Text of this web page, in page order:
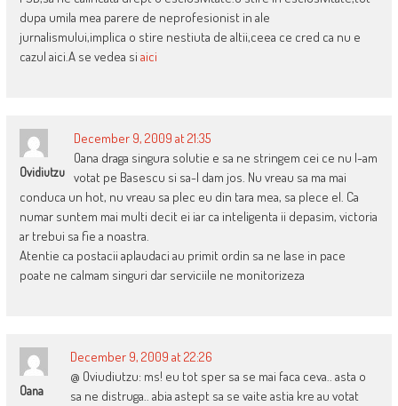
dupa umila mea parere de neprofesionist in ale
jurnalismului,implica o stire nestiuta de altii,ceea ce cred ca nu e
cazul aici.A se vedea si aici
Ovidiutzu
December 9, 2009 at 21:35
Oana draga singura solutie e sa ne stringem cei ce nu l-am
votat pe Basescu si sa-l dam jos. Nu vreau sa ma mai
conduca un hot, nu vreau sa plec eu din tara mea, sa plece el. Ca
numar suntem mai multi decit ei iar ca inteligenta ii depasim, victoria
ar trebui sa fie a noastra.
Atentie ca postacii aplaudaci au primit ordin sa ne lase in pace
poate ne calmam singuri dar serviciile ne monitorizeza
Oana
December 9, 2009 at 22:26
@ Oviudiutzu: ms! eu tot sper sa se mai faca ceva.. asta o
sa ne distruga.. abia astept sa se vaite astia kre au votat